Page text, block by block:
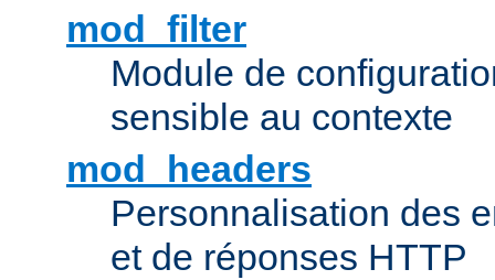
mod_filter
Module de
sensible au contexte
mod_headers
Personnalisation des
et de réponses HTTP